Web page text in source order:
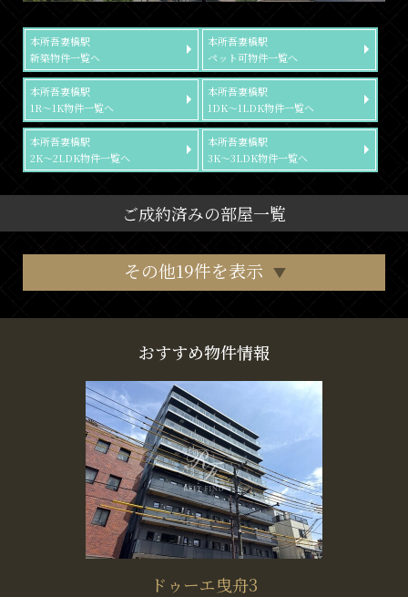
本所吾妻橋駅
新築物件一覧へ
本所吾妻橋駅
ペット可物件一覧へ
本所吾妻橋駅
1R～1K物件一覧へ
本所吾妻橋駅
1DK～1LDK物件一覧へ
本所吾妻橋駅
2K～2LDK物件一覧へ
本所吾妻橋駅
3K～3LDK物件一覧へ
ご成約済みの部屋一覧
その他19件を表示
おすすめ物件情報
ドゥーエ曳舟3